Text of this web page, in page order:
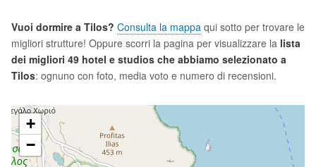
Vuoi dormire a Tilos? Consulta la mappa qui sotto per trovare le
migliori strutture! Oppure scorri la pagina per visualizzare la lista
dei migliori 49 hotel e studios che abbiamo selezionato a
Tilos: ognuno con foto, media voto e numero di recensioni.
+
−